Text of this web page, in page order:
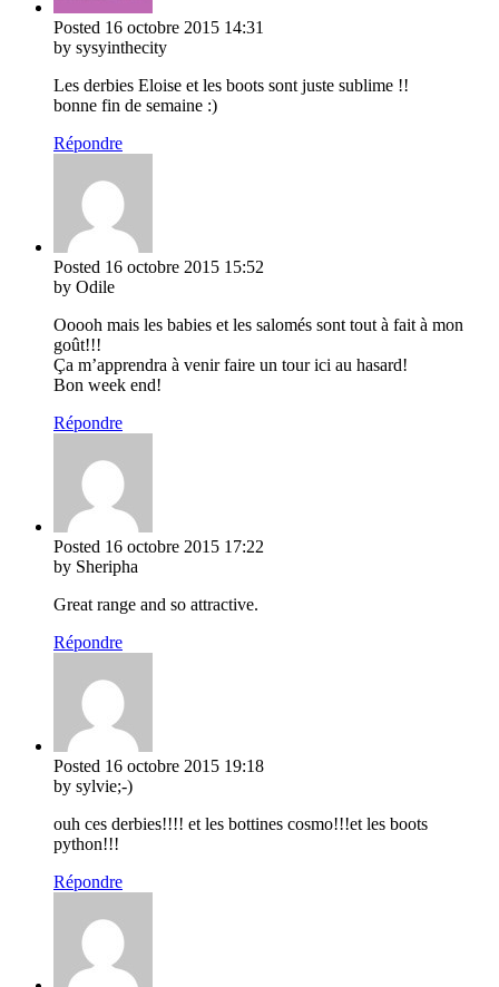
Posted 16 octobre 2015 14:31
by sysyinthecity
Les derbies Eloise et les boots sont juste sublime !!
bonne fin de semaine :)
Répondre
Posted 16 octobre 2015 15:52
by Odile
Ooooh mais les babies et les salomés sont tout à fait à mon
goût!!!
Ça m’apprendra à venir faire un tour ici au hasard!
Bon week end!
Répondre
Posted 16 octobre 2015 17:22
by Sheripha
Great range and so attractive.
Répondre
Posted 16 octobre 2015 19:18
by sylvie;-)
ouh ces derbies!!!! et les bottines cosmo!!!et les boots
python!!!
Répondre